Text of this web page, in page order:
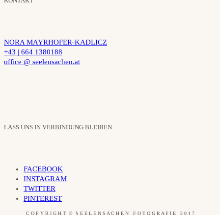
NORA MAYRHOFER-KADLICZ
+43 | 664 1380188
office @ seelensachen.at
LASS UNS IN VERBINDUNG BLEIBEN
FACEBOOK
INSTAGRAM
TWITTER
PINTEREST
C O P Y R I G H T © S E E L E N S A C H E N F O T O G R A F I E 2 0 1 7